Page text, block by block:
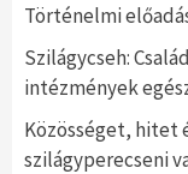
Történelmi
Szilágycseh:
intézmények
Közösséget, hitet
szilágyperecseni